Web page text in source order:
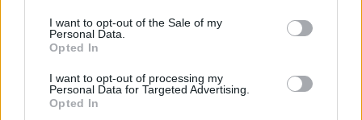
I want to opt-out of the Sale of my
Personal Data.
Opted In
I want to opt-out of processing my
Personal Data for Targeted Advertising.
Opted In
17 maj Trådstartare
Kollade timing igår och allt verkar linjera upp som
det ska. Tog ut vvt solenoiderna och testade de och